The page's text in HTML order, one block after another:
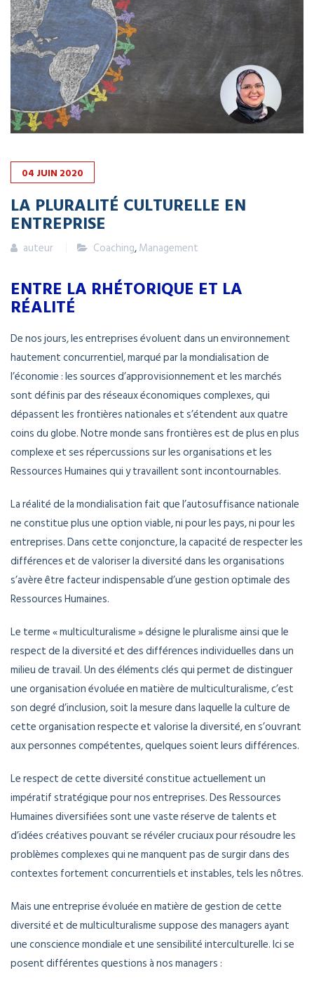
04 JUIN 2020
LA PLURALITÉ CULTURELLE EN
ENTREPRISE
auteur Coaching,Management
ENTRE LA RHÉTORIQUE ET LA
RÉALITÉ
De nos jours, les entreprises évoluent dans un environnement
hautement concurrentiel, marqué par la mondialisation de
l’économie : les sources d’approvisionnement et les marchés
sont définis par des réseaux économiques complexes, qui
dépassent les frontières nationales et s’étendent aux quatre
coins du globe. Notre monde sans frontières est de plus en plus
complexe et ses répercussions sur les organisations et les
Ressources Humaines qui y travaillent sont incontournables.
La réalité de la mondialisation fait que l’autosuffisance nationale
ne constitue plus une option viable, ni pour les pays, ni pour les
entreprises. Dans cette conjoncture, la capacité de respecter les
différences et de valoriser la diversité dans les organisations
s’avère être facteur indispensable d’une gestion optimale des
Ressources Humaines.
Le terme « multiculturalisme » désigne le pluralisme ainsi que le
respect de la diversité et des différences individuelles dans un
milieu de travail. Un des éléments clés qui permet de distinguer
une organisation évoluée en matière de multiculturalisme, c’est
son degré d’inclusion, soit la mesure dans laquelle la culture de
cette organisation respecte et valorise la diversité, en s’ouvrant
aux personnes compétentes, quelques soient leurs différences.
Le respect de cette diversité constitue actuellement un
impératif stratégique pour nos entreprises. Des Ressources
Humaines diversifiées sont une vaste réserve de talents et
d’idées créatives pouvant se révéler cruciaux pour résoudre les
problèmes complexes qui ne manquent pas de surgir dans des
contextes fortement concurrentiels et instables, tels les nôtres.
Mais une entreprise évoluée en matière de gestion de cette
diversité et de multiculturalisme suppose des managers ayant
une conscience mondiale et une sensibilité interculturelle. Ici se
posent différentes questions à nos managers :